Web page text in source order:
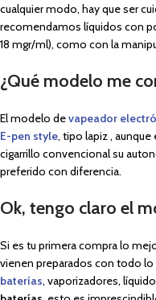
cualquier modo, hay que ser
recomendamos líquidos con
18 mgr/ml), como con la
¿Qué modelo me
El modelo devapeador
E-pen style, tipo lapiz ,
cigarrillo convencional su
preferido con diferencia.
Ok, tengo claro el
Si es tu primera compra lo
vienen preparados con todo lo
baterías, vaporizadores,